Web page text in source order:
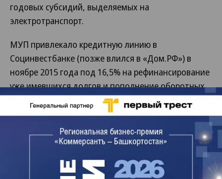
годовых субсидий, выделяемых на
электротранспорт.
МУП привлекало кредитную линию в
Социнвестбанке (позже влился в «Дом.РФ») в
ноябре 2015 года под 16,5% на рефинансирование
уже имевшихся долгов и пополнение оборотных
средств. Первоначальный размер лимита
составлял 350 млн руб., но после получения
муниципальной гарантии банк увеличил лимит до
650 млн руб. На тот момент предприятие еще
Интерфакс», в 2014 году при выручке 2,31 млрд